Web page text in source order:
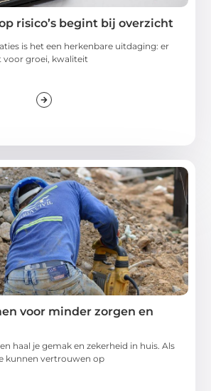
risico’s begint bij overzicht
is het een herkenbare uitdaging: er
voor groei, kwaliteit
voor minder zorgen en
haal je gemak en zekerheid in huis. Als
kunnen vertrouwen op